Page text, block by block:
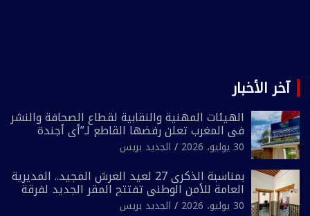
آخر الأخبار
الهيئات المهنية والنقابية لقطاع الصحافة والنشر
في المغرب تعلن رفضها القاطع لـ”أي أجندة
انتخابية مُعدة على مقاس سياسي ومصلحي
ضيق”
30 يوليو، 2026 الجديد بريس
بمناسبة الذكرى 27 لعيد العرش المجيد.. المديرية
العامة للأمن الوطني تفتتح المقر الجديد لفرقة
الشرطة السياحية بفاس
30 يوليو، 2026 الجديد بريس